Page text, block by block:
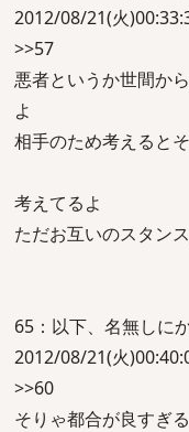
2012/08/21(火
>>57
悪者というか世間か
よ
相手のため考えると
考えてるよ
ただお互いのスタン
65：以下、名無しに
2012/08/21(火
>>60
そりゃ都合が良すぎ